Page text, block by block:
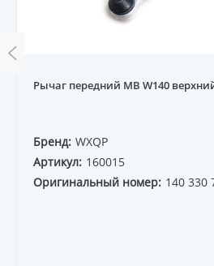
Рычаг передний MB W140
Бренд: WXQP
Артикул: 160015
Оригинальный номер: 140 330